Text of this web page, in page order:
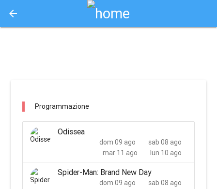
arrow_back
Programmazione
Odissea
sab 08 ago
dom 09 ago
lun 10 ago
mar 11 ago
Spider-Man: Brand New Day
sab 08 ago
dom 09 ago